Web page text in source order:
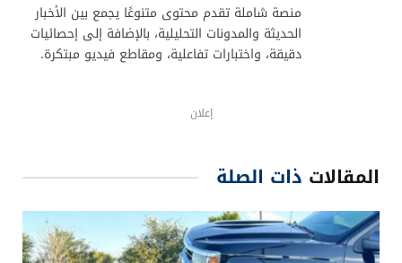
منصة شاملة تقدم محتوى متنوعًا يجمع بين الأخبار
الحديثة والمدونات التحليلية، بالإضافة إلى إحصائيات
دقيقة، واختبارات تفاعلية، ومقاطع فيديو مبتكرة.
إعلان
المقالات ذات الصلة